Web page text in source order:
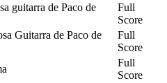
guitarra de Paco de
Full
Score
Guitarra de Paco de
Full
Score
Full
Score